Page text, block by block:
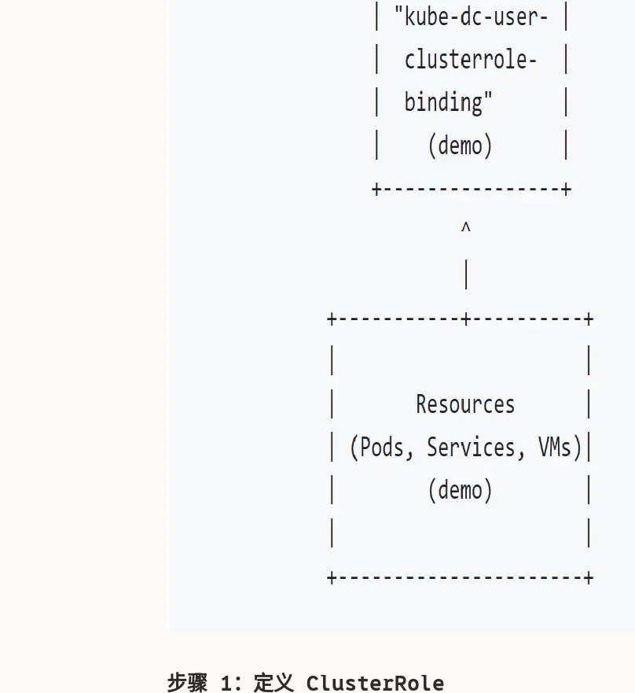
步骤 1：定义 ClusterRole